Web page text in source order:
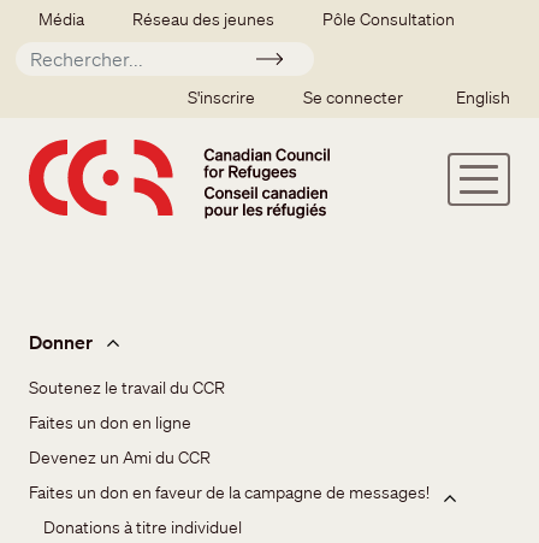
Aller au contenu principal
Secondary menu
Média Réseau des jeunes Pôle Consultation
Soumettre
SSO user menu
S'inscrire Se connecter English
Donner
Soutenez le travail du CCR
Faites un don en ligne
Devenez un Ami du CCR
Faites un don en faveur de la campagne de messages!
Donations à titre individuel